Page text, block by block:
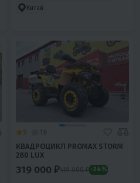
Китай
КВАДРОЦИКЛ PROMAX STORM
280 LUX
319 000 ₽419 000 ₽ -24%